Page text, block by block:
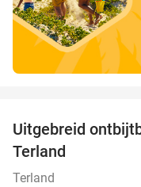
Uitgebreid
Terland
Terland